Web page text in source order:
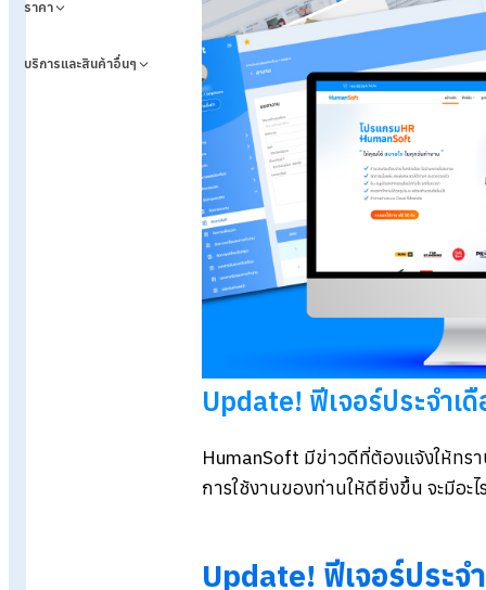
ราคา
บริการและสินค้าอื่นๆ
NEWS Update! ฟีเจอร์ประจำเดือ